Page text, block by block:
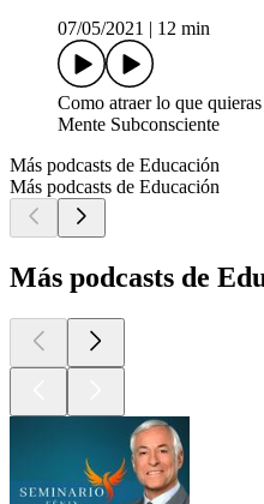
07/05/2021
12 min
Como atraer lo que
Mente Subconsciente
Más podcasts de Educación
Más podcasts de Educación
Más podcasts de